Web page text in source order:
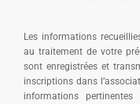
Les informations
au traitement de votre
sont enregistrées et
inscriptions dans
informations